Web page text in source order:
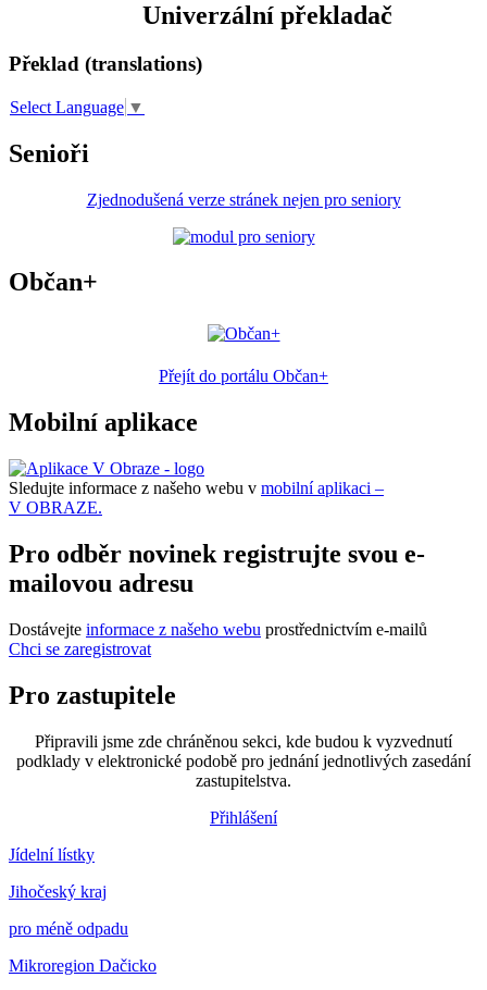
Univerzální překladač
Překlad (translations)
Select Language ▼
Senioři
Zjednodušená verze stránek nejen pro seniory
Občan+
Přejít do portálu Občan+
Mobilní aplikace
Sledujte informace z našeho webu v mobilní aplikaci –
V OBRAZE.
Pro odběr novinek registrujte svou e-
mailovou adresu
Dostávejte informace z našeho webu prostřednictvím e-mailů
Chci se zaregistrovat
Pro zastupitele
Připravili jsme zde chráněnou sekci, kde budou k vyzvednutí
podklady v elektronické podobě pro jednání jednotlivých zasedání
zastupitelstva.
Přihlášení
Jídelní lístky
Jihočeský kraj
pro méně odpadu
Mikroregion Dačicko